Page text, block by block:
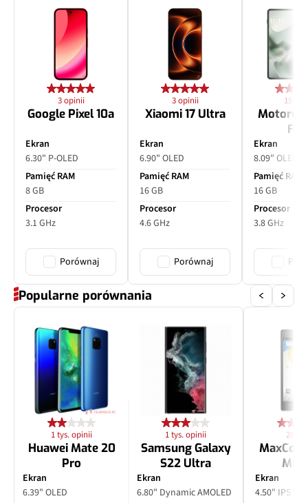
3 opinii
Google Pixel 10a
Ekran
6.30" P-OLED
Pamięć RAM
8 GB
Procesor
3.1 GHz
Porównaj
3 opinii
Xiaomi 17 Ultra
Ekran
6.90" OLED
Pamięć RAM
16 GB
Procesor
4.6 GHz
Porównaj
15
Motorola
Ekran
8.09" OLED
Pamięć RAM
16 GB
Procesor
3.8 GHz
Popularne porównania
1 tys. opinii
Huawei Mate 20
Pro
Ekran
6.39" OLED
1 tys. opinii
Samsung Galaxy
S22 Ultra
Ekran
6.80" Dynamic AMOLED
28
Ekran
4.50" IPS